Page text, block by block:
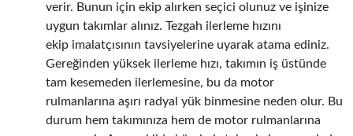
verir. Bunun için ekip alırken seçici olunuz ve işinize
uygun takımlar alınız. Tezgah ilerleme hızını
ekip imalatçısının tavsiyelerine uyarak atama ediniz.
Gereğinden yüksek ilerleme hızı, takımın iş üstünde
tam kesemeden ilerlemesine, bu da motor
rulmanlarına aşırı radyal yük binmesine neden olur. Bu
durum hem takımınıza hem de motor rulmanlarına